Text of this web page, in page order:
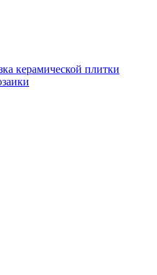
керамической плитки